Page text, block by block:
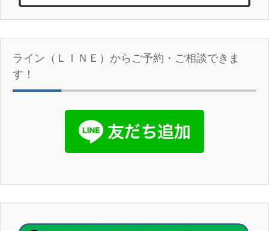
ライン（ＬＩＮＥ）からご予約・ご相談できま
す！